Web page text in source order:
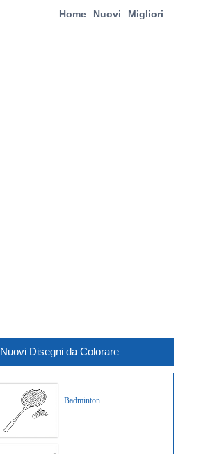
Home Nuovi Migliori
Nuovi Disegni da Colorare
Badminton